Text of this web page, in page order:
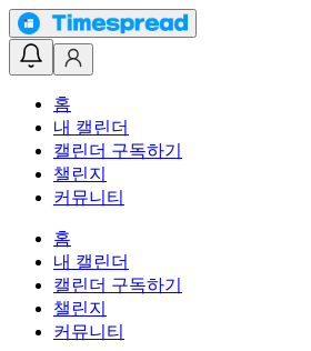
홈
내 캘린더
캘린더 구독하기
챌린지
커뮤니티
홈
내 캘린더
캘린더 구독하기
챌린지
커뮤니티